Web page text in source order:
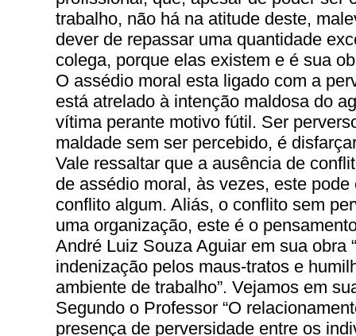
trabalho, não há na atitude deste,
dever de repassar uma quantidade
colega, porque elas existem e é sua
O assédio moral esta ligado com a
está atrelado à intenção maldosa do
vítima perante motivo fútil. Ser
maldade sem ser percebido, é
Vale ressaltar que a ausência de
de assédio moral, às vezes, este
conflito algum. Aliás, o conflito sem
uma organização, este é o
André Luiz Souza Aguiar em sua obra
indenização pelos maus-tratos e
ambiente de trabalho”. Vejamos em
Segundo o Professor “O
presença de perversidade entre os